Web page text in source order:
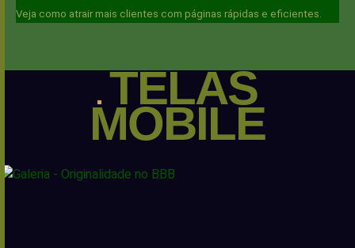
Veja como atrair mais clientes com páginas rápidas e eficientes.
TELAS
MOBILE